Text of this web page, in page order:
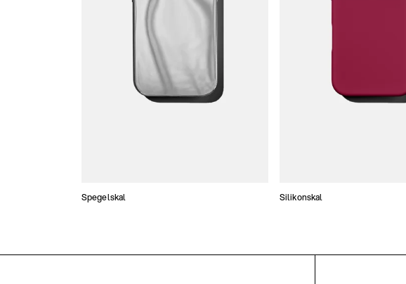
Spegelskal Silikonskal